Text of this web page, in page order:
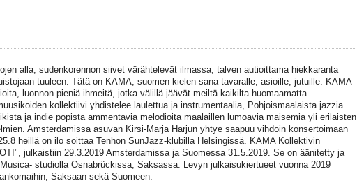
alla, sudenkorennon siivet värähtelevät ilmassa, talven autioittama hiekkaranta
tuuleen. Tätä on KAMA; suomen kielen sana tavaralle, asioille, jutuille. KAMA
luonnon pieniä ihmeitä, jotka välillä jäävät meiltä kaikilta huomaamatta.
kollektiivi yhdistelee laulettua ja instrumentaalia, Pohjoismaalaista jazzia
ja indie popista ammentavia melodioita maalaillen lumoavia maisemia yli erilaisten
Amsterdamissa asuvan Kirsi-Marja Harjun yhtye saapuu vihdoin konsertoimaan
heillä on ilo soittaa Tenhon SunJazz-klubilla Helsingissä. KAMA Kollektivin
julkaistiin 29.3.2019 Amsterdamissa ja Suomessa 31.5.2019. Se on äänitetty ja
studiolla Osnabrückissa, Saksassa. Levyn julkaisukiertueet vuonna 2019
Saksaan sekä Suomeen.